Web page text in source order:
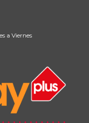
a Viernes